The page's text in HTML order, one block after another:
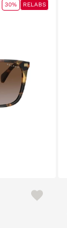
30% RELABS